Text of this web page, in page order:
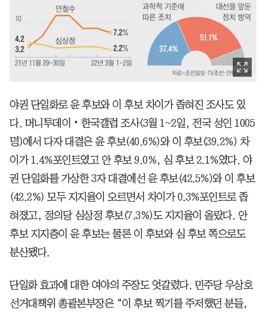
야권 단일화로 윤 후보와 이 후보 차이가 좁혀진 조사도 있
다. 머니투데이‧한국갤럽 조사(3월 1~2일, 전국 성인 1005
명)에서 다자 대결은 윤 후보(40.6%)와 이 후보(39.2%) 차
이가 1.4%포인트였고 안 후보 9.0%, 심 후보 2.1%였다. 야
권 단일화를 가상한 3자 대결에선 윤 후보(42.5%)와 이 후보
(42.2%) 모두 지지율이 오르면서 차이가 0.3%포인트로 좁
혀졌고, 정의당 심상정 후보(7.3%)도 지지율이 올랐다. 안
후보 지지층이 윤 후보는 물론 이 후보와 심 후보 쪽으로도
분산됐다.
단일화 효과에 대한 여야의 주장도 엇갈렸다. 민주당 우상호
선거대책위 총괄본부장은 “이 후보 찍기를 주저했던 분들,